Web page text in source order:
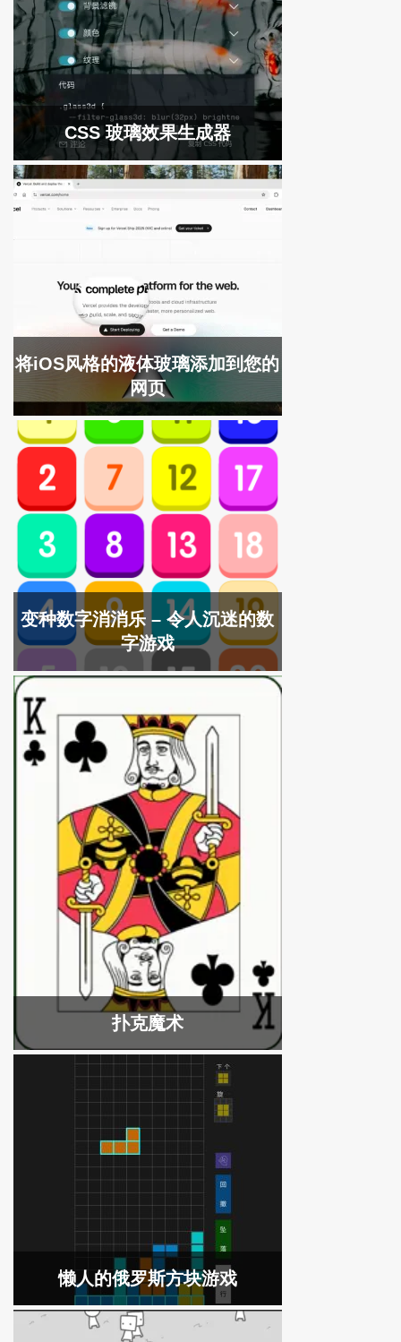
CSS 玻璃效果生成器
将iOS风格的液体玻璃添加到您的
网页
变种数字消消乐 – 令人沉迷的数
字游戏
扑克魔术
懒人的俄罗斯方块游戏